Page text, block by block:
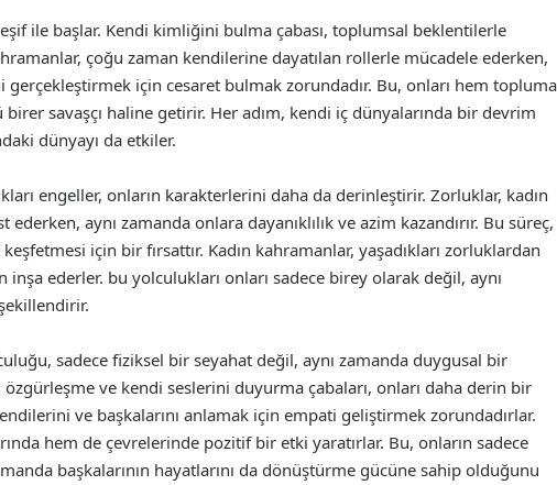
ile başlar. Kendi kimliğini bulma çabası, toplumsal beklentilerle
çoğu zaman kendilerine dayatılan rollerle mücadele ederken,
gerçekleştirmek için cesaret bulmak zorundadır. Bu, onları hem topluma
savaşçı haline getirir. Her adım, kendi iç dünyalarında bir devrim
dünyayı da etkiler.
engeller, onların karakterlerini daha da derinleştirir. Zorluklar, kadın
aynı zamanda onlara dayanıklılık ve azim kazandırır. Bu süreç,
için bir fırsattır. Kadın kahramanlar, yaşadıkları zorluklardan
ederler. bu yolculukları onları sadece birey olarak değil, aynı
sadece fiziksel bir seyahat değil, aynı zamanda duygusal bir
ve kendi seslerini duyurma çabaları, onları daha derin bir
ve başkalarını anlamak için empati geliştirmek zorundadırlar.
hem de çevrelerinde pozitif bir etki yaratırlar. Bu, onların sadece
başkalarının hayatlarını da dönüştürme gücüne sahip olduğunu